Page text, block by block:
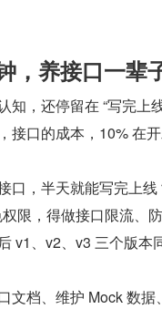
，养接口一辈
知，还停留在 “写完上
接口的成本，10% 在
口，半天就能写完上
限，得做接口限流、
v1、v2、v3 三个版本
文档、维护 Mock 数